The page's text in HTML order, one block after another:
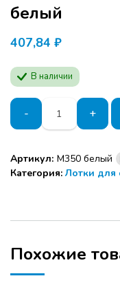
белый
407,84 ₽
В наличии
-
Количество
товара
Лоток
столовых
принадлежностей
внутр.
внешний)
пластик,
белый
+
Артикул: М350 белый
Категория: Лотки для
Похожие